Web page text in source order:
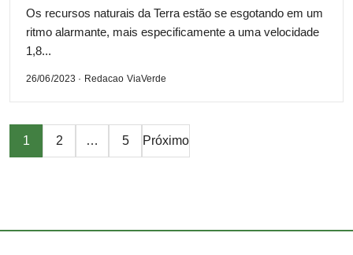
Os recursos naturais da Terra estão se esgotando em um
ritmo alarmante, mais especificamente a uma velocidade
1,8...
26/06/2023 · Redacao ViaVerde
Paginação
1 2 … 5 Próximo